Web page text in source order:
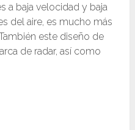
a baja velocidad y baja
del aire, es mucho más
este diseño de
de radar, así como